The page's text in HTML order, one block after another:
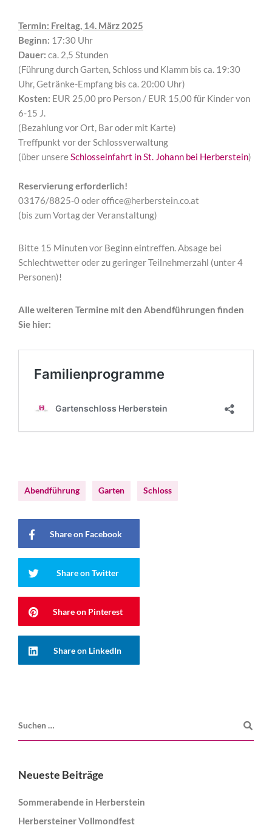
Termin: Freitag, 14. März 2025
Beginn: 17:30 Uhr
Dauer: ca. 2,5 Stunden
(Führung durch Garten, Schloss und Klamm bis ca. 19:30
Uhr, Getränke-Empfang bis ca. 20:00 Uhr)
Kosten: EUR 25,00 pro Person / EUR 15,00 für Kinder von
6-15 J.
(Bezahlung vor Ort, Bar oder mit Karte)
Treffpunkt vor der Schlossverwaltung
(über unsereSchlosseinfahrt in St. Johann bei Herberstein)
Reservierung erforderlich!
03176/8825-0 oder office@herberstein.co.at
(bis zum Vortag der Veranstaltung)
Bitte 15 Minuten vor Beginn eintreffen. Absage bei
Schlechtwetter oder zu geringer Teilnehmerzahl (unter 4
Personen)!
Alle weiteren Termine mit den Abendführungen finden
Sie hier:
Abendführung Garten Schloss
Share on Facebook
Share on Twitter
Share on Pinterest
Share on LinkedIn
Neueste Beiträge
Sommerabende in Herberstein
Herbersteiner Vollmondfest